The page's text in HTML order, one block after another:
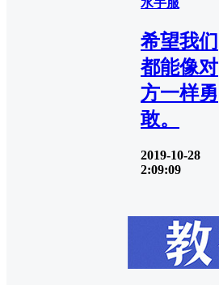
水手服
希望我们
都能像对
方一样勇
敢。
2019-10-28
2:09:09